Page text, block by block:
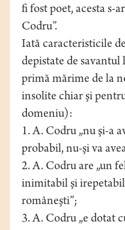
fi fost poet, acesta s-
Codru”.
Iată caracteristicile
depistate de
primă mărime de la
insolite chiar şi
domeniu):
1. A. Codru „nu şi-a
probabil, nu-şi va
2. A. Codru are „un
inimitabil şi
româneşti”;
3. A. Codru „e dotat